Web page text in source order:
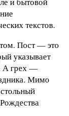
текстов.
Пост — это
указывает
А грех —
Мимо